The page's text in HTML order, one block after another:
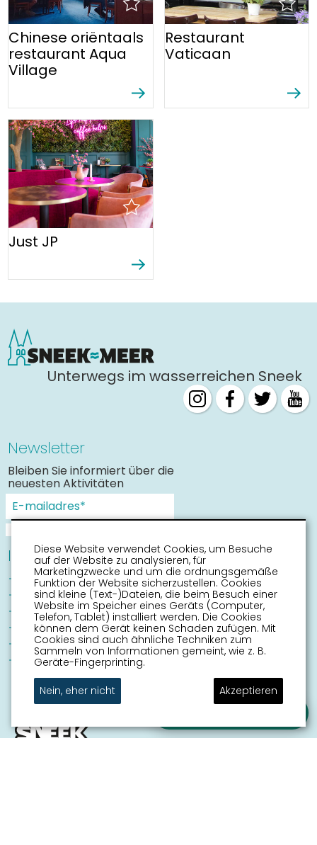
Chinese oriëntaals
restaurant Aqua
Village
Restaurant
Vaticaan
Just JP
Unterwegs im wasserreichen Sneek
Newsletter
Bleiben Sie informiert über die
neuesten Aktivitäten
Informationen
Sneek mit Kinder
Sehenswürdigkeiten
Erreichbarkeit
Routen
Stadtplan
Veranstaltungskalender
Diese Website verwendet Cookies, um Besuche
auf der Website zu analysieren, für
Marketingzwecke und um die ordnungsgemäße
Funktion der Website sicherzustellen. Cookies
sind kleine (Text-)Dateien, die beim Besuch einer
Website im Speicher eines Geräts (Computer,
Telefon, Tablet) installiert werden. Die Cookies
können dem Gerät keinen Schaden zufügen. Mit
Cookies sind auch ähnliche Techniken zum
Sammeln von Informationen gemeint, wie z. B.
Geräte-Fingerprinting.
Nein, eher nicht
Akzeptieren